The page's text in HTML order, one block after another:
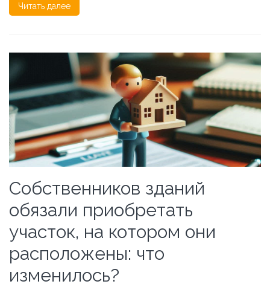
Читать далее
Собственников зданий
обязали приобретать
участок, на котором они
расположены: что
изменилось?